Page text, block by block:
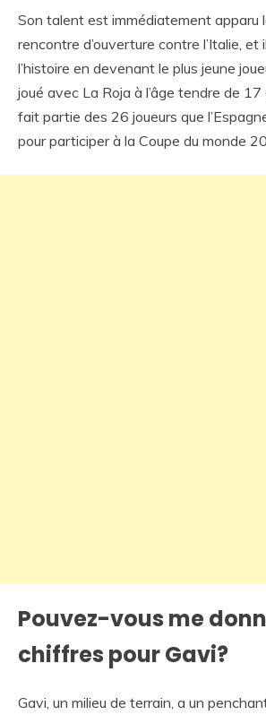
Son talent est immédiatement apparu
rencontre d’ouverture contre l’Italie,
l’histoire en devenant le plus jeune
joué avec La Roja à l’âge tendre de
fait partie des 26 joueurs que
pour participer à la Coupe du monde
Pouvez-vous me
chiffres pour Gavi?
Gavi, un milieu de terrain, a un